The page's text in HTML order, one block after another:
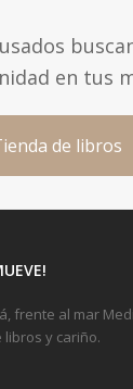
en tus
de libros
frente al mar
y cariño.